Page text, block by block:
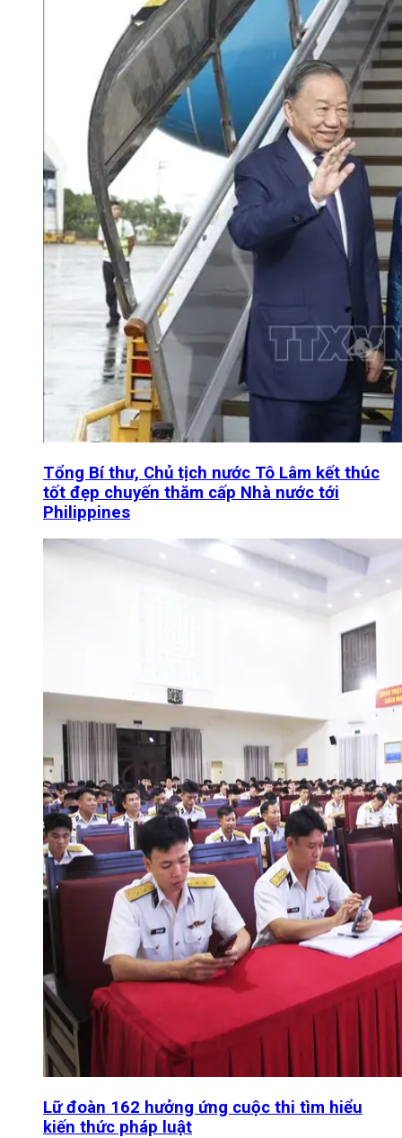
Tổng Bí thư, Chủ tịch nước Tô Lâm kết thúc
tốt đẹp chuyến thăm cấp Nhà nước tới
Philippines
Lữ đoàn 162 hưởng ứng cuộc thi tìm hiểu
kiến thức pháp luật